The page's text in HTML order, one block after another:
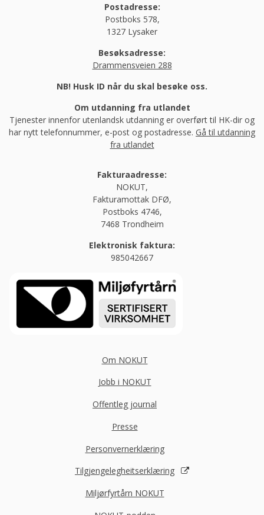
Postadresse:
Postboks 578,
1327 Lysaker
Besøksadresse:
Drammensveien 288
NB! Husk ID når du skal besøke oss.
Om utdanning fra utlandet
Tjenester innenfor utenlandsk utdanning er overført til HK-dir og
har nytt telefonnummer, e-post og postadresse. Gå til utdanning
fra utlandet
Fakturaadresse:
NOKUT,
Fakturamottak DFØ,
Postboks 4746,
7468 Trondheim
Elektronisk faktura:
985042667
Om NOKUT
Jobb i NOKUT
Offentleg journal
Presse
Personvernerklæring
Tilgjengelegheitserklæring
Miljørfyrtårn NOKUT